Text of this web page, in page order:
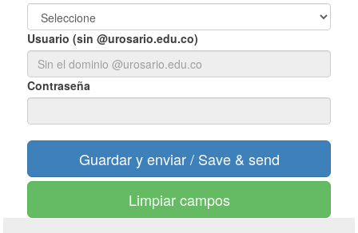
Usuario (sin @urosario.edu.co)
Contraseña
Limpiar campos